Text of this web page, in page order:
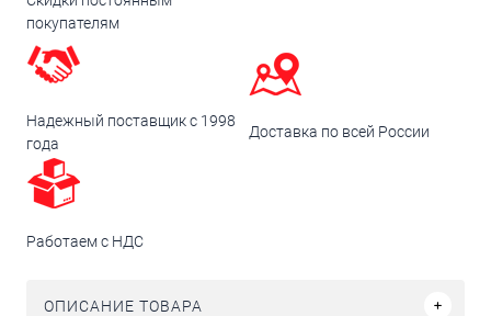
покупателям
Надежный поставщик с 1998
года
Доставка по всей России
Работаем с НДС
ОПИСАНИЕ ТОВАРА